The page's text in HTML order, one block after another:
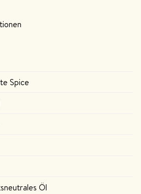
Spice
Öl